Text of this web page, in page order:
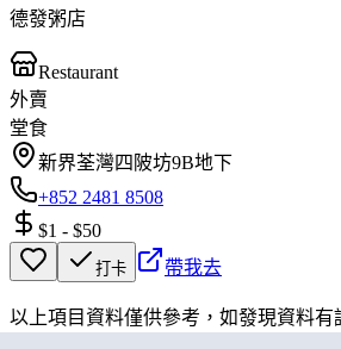
德發粥店
Restaurant
外賣
堂食
新界荃灣四陂坊9B地下
+852 2481 8508
$1 - $50
打卡 帶我去
以上項目資料僅供參考，如發現資料有